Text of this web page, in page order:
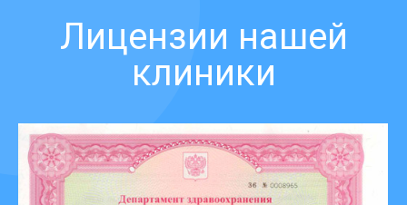
Лицензии нашей
клиники